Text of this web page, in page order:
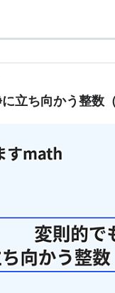
立ち向かう整数